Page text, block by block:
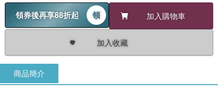
領券後再享88折起
領 加入購物車
加入收藏
商品簡介